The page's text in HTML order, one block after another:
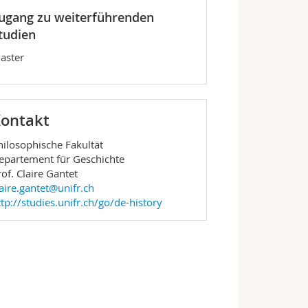
zu weiterführenden
Fakultät
für Geschichte
Claire Gantet
studies.unifr.ch/go/de-history